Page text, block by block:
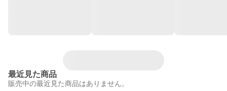
最近見た商品
販売中の最近見た商品はありません。